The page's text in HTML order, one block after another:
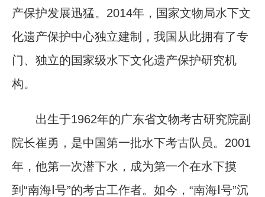
产保护发展迅猛。2014年，国家文物局水下文
化遗产保护中心独立建制，我国从此拥有了专
门、独立的国家级水下文化遗产保护研究机
构。
出生于1962年的广东省文物考古研究院副
院长崔勇，是中国第一批水下考古队员。2001
年，他第一次潜下水，成为第一个在水下摸
到“南海Ⅰ号”的考古工作者。如今，“南海Ⅰ号”沉